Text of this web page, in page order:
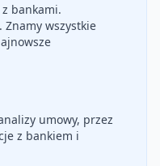
bankami.
Znamy wszystkie
umowy, przez
z bankiem i